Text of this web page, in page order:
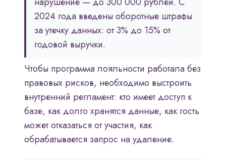
2024 года введены оборотные штрафы
за утечку данных: от 3% до 15% от
годовой выручки.
Чтобы программа лояльности работала без
правовых рисков, необходимо выстроить
внутренний регламент: кто имеет доступ к
базе, как долго хранятся данные, как гость
может отказаться от участия, как
обрабатывается запрос на удаление.